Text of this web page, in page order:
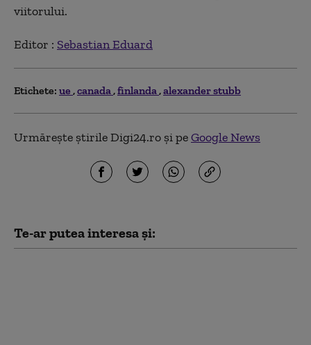
viitorului.
Editor : Sebastian Eduard
Etichete: ue canada finlanda alexander stubb
Urmărește știrile Digi24.ro și peGoogle News
Te-ar putea interesa și: